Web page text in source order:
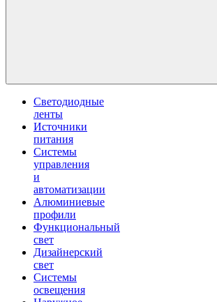
Светодиодные
ленты
Источники
питания
Системы
управления
и
автоматизации
Алюминиевые
профили
Функциональный
свет
Дизайнерский
свет
Системы
освещения